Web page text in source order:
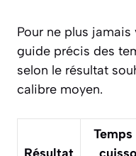
Pour ne plus
guide précis des
selon le résultat
calibre moyen.
Temps